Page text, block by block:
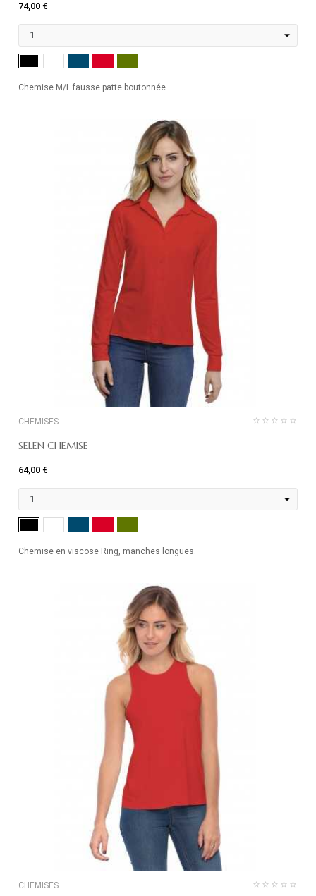
74,00 €
Chemise M/L fausse patte boutonnée.
CHEMISES
SELEN CHEMISE
64,00 €
Chemise en viscose Ring, manches longues.
CHEMISES